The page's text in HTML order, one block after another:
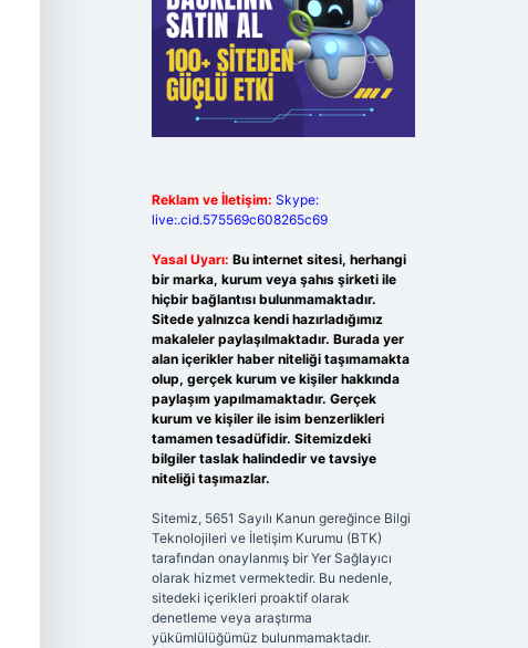
Reklam ve İletişim: Skype:
live:.cid.575569c608265c69
Yasal Uyarı: Bu internet sitesi, herhangi
bir marka, kurum veya şahıs şirketi ile
hiçbir bağlantısı bulunmamaktadır.
Sitede yalnızca kendi hazırladığımız
makaleler paylaşılmaktadır. Burada yer
alan içerikler haber niteliği taşımamakta
olup, gerçek kurum ve kişiler hakkında
paylaşım yapılmamaktadır. Gerçek
kurum ve kişiler ile isim benzerlikleri
tamamen tesadüfidir. Sitemizdeki
bilgiler taslak halindedir ve tavsiye
niteliği taşımazlar.
Sitemiz, 5651 Sayılı Kanun gereğince Bilgi
Teknolojileri ve İletişim Kurumu (BTK)
tarafından onaylanmış bir Yer Sağlayıcı
olarak hizmet vermektedir. Bu nedenle,
sitedeki içerikleri proaktif olarak
denetleme veya araştırma
yükümlülüğümüz bulunmamaktadır.